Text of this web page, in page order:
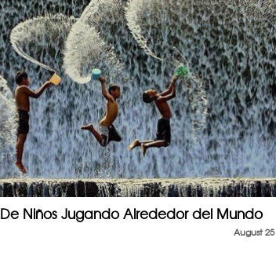
Niños Jugando Alrededor del Mundo
August 25